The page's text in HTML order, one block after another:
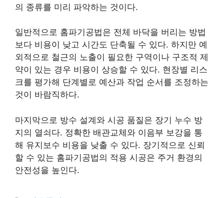
의 종류를 미리 파악하는 것이다.
일반적으로 홈파기공법은 전체 바닥을 버리는 방법
보다 비용이 낮고 시간도 단축될 수 있다. 하지만 예
외적으로 철근의 노출이 필요한 구역이나 구조적 제
약이 있는 경우 비용이 상승할 수 있다. 현장별 리스
크를 평가해 단계별로 예산과 작업 순서를 조정하는
것이 바람직하다.
마지막으로 방수 설계와 시공 품질은 장기 누수 방
지의 열쇠다. 정확한 배관교체와 이음부 보강을 통
해 유지보수 비용을 낮출 수 있다. 장기적으로 신뢰
할 수 있는 홈파기공법의 적용 시공은 주거 환경의
안전성을 높인다.